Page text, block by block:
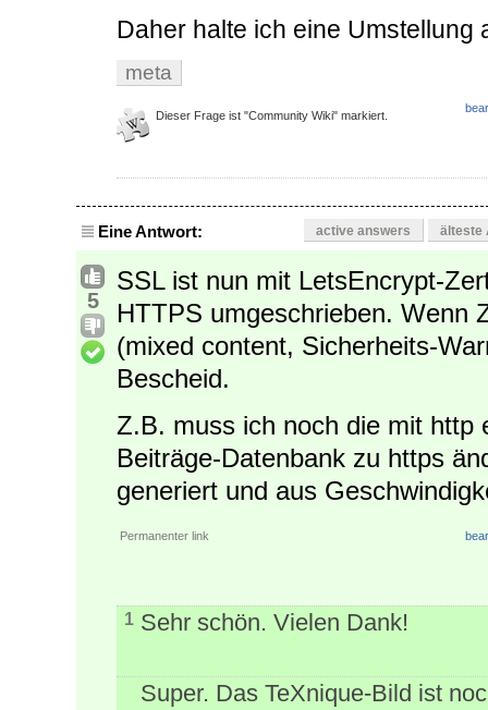
Daher halte ich eine Umstellung
meta
Dieser Frage ist "Community Wiki" markiert.
Eine Antwort: active answers älteste
5
SSL ist nun mit LetsEncrypt-
HTTPS umgeschrieben. Wenn
(mixed content, Sicherheits-
Bescheid.
Z.B. muss ich noch die mit http
Beiträge-Datenbank zu https
generiert und aus
Permanenter link
1 Sehr schön. Vielen Dank!
Super. Das TeXnique-Bild ist